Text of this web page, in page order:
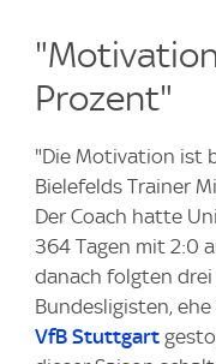
Prozent"
"Die Motivation ist
Bielefelds Trainer
Der Coach hatte
364 Tagen mit 2:0
danach folgten drei
Bundesligisten,
VfB Stuttgart